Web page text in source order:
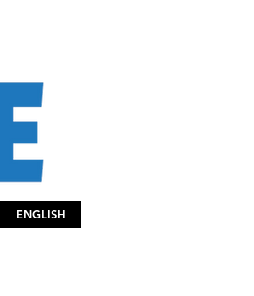
ENGLISH